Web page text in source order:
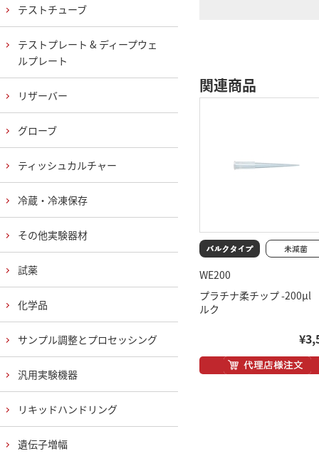
関連商品
WE200
プラチナ柔チップ -
ルク
テストチューブ
テストプレート & ディープウェ
ルプレート
リザーバー
グローブ
ティッシュカルチャー
冷蔵・冷凍保存
その他実験器材
試薬
化学品
サンプル調整とプロセッシング
汎用実験機器
リキッドハンドリング
遺伝子増幅